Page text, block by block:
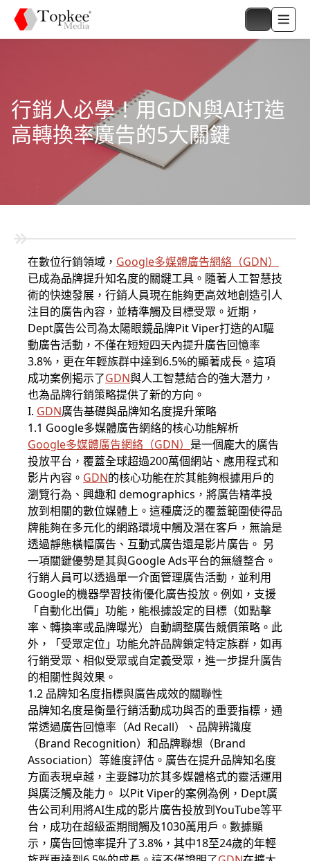
行銷人必學！用GDN與AI打造
高轉換率廣告的5大關鍵
在數位行銷領域， Google多媒體廣告網絡（GDN）
已成為品牌提升知名度的關鍵工具。隨著人工智慧技
術的快速發展，行銷人員現在能夠更高效地創造引人
注目的廣告內容，並精準觸及目標受眾。近期，
Dept廣告公司為太陽眼鏡品牌Pit Viper打造的AI驅
動廣告活動，不僅在短短四天內提升廣告回憶率
3.8%，更在年輕族群中達到6.5%的顯著成長。這項
成功案例揭示了GDN與人工智慧結合的強大潛力，
也為品牌行銷策略提供了新的方向。
I. GDN廣告基礎與品牌知名度提升策略
1.1 Google多媒體廣告網絡的核心功能解析
Google多媒體廣告網絡（GDN） 是一個龐大的廣告
投放平台，覆蓋全球超過200萬個網站、應用程式和
影片內容。 GDN的核心功能在於其能夠根據用戶的
瀏覽行為、興趣和 demographics，將廣告精準投
放到相關的數位媒體上。這種廣泛的覆蓋範圍使得品
牌能夠在多元化的網路環境中觸及潛在客戶，無論是
透過靜態橫幅廣告、互動式廣告還是影片廣告。 另
一項關鍵優勢是其與Google Ads平台的無縫整合。
行銷人員可以透過單一介面管理廣告活動，並利用
Google的機器學習技術優化廣告投放。例如，支援
「自動化出價」功能，能根據設定的目標（如點擊
率、轉換率或品牌曝光）自動調整廣告競價策略。此
外，「受眾定位」功能允許品牌鎖定特定族群，如再
行銷受眾、相似受眾或自定義受眾，進一步提升廣告
的相關性與效果。
1.2 品牌知名度指標與廣告成效的關聯性
品牌知名度是衡量行銷活動成功與否的重要指標，通
常透過廣告回憶率（Ad Recall）、品牌辨識度
（Brand Recognition）和品牌聯想（Brand
Association）等維度評估。廣告在提升品牌知名度
方面表現卓越，主要歸功於其多媒體格式的靈活運用
與廣泛觸及能力。 以Pit Viper的案例為例，Dept廣
告公司利用將AI生成的影片廣告投放到YouTube等平
台，成功在超級盃期間觸及1030萬用戶。數據顯
示，廣告回憶率提升了3.8%，其中18至24歲的年輕